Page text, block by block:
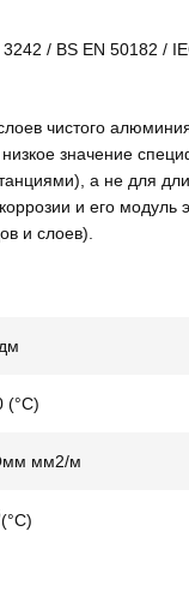
3242 / BS EN 50182 /
чистого
значение
а не для
и его модуль
и слоев).
(°C)
мм2/м
(°C)